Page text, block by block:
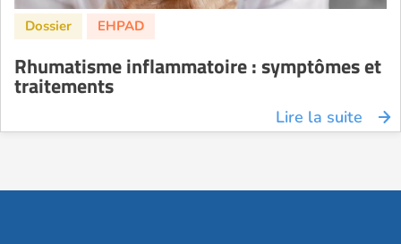
Rhumatisme inflammatoire : symptômes et
traitements
Lire la suite